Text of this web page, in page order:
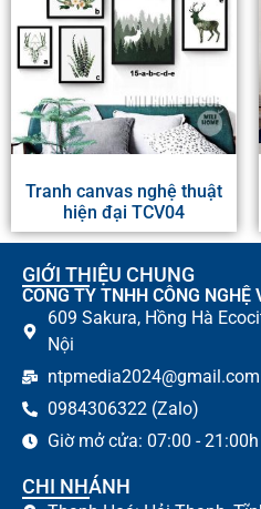
Tranh canvas nghệ thuật
hiện đại TCV04
GIỚI THIỆU CHUNG
CÔNG TY TNHH CÔNG
609 Sakura, Hồng Hà
Nội
ntpmedia2024@gmail.com
0984306322 (Zalo)
Giờ mở cửa: 07:00 -
CHI NHÁNH